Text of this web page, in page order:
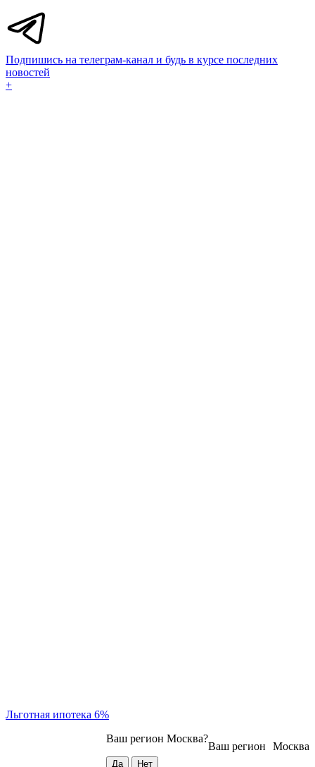
Подпишись на телеграм-канал и будь в курсе последних
новостей
+
Льготная ипотека 6%
Москва
Ваш регион
Ваш регион Москва?